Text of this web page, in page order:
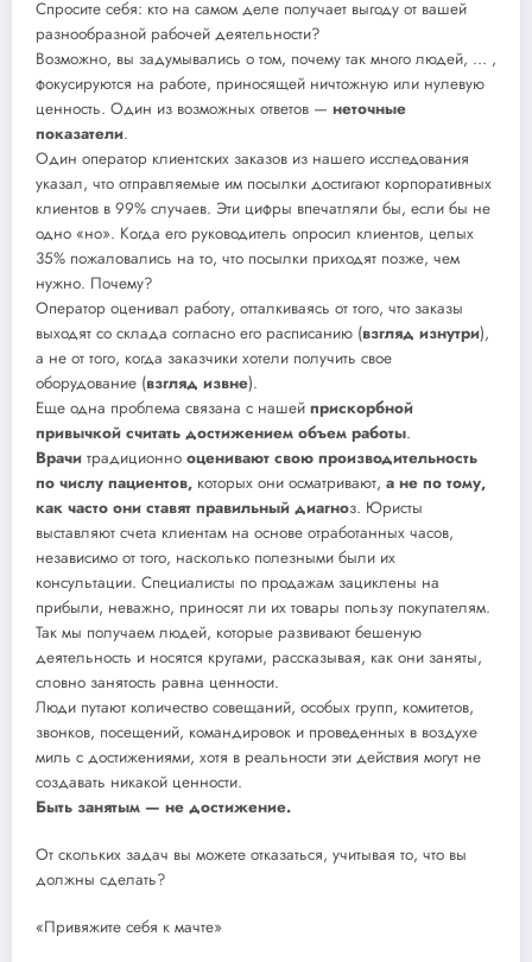
Спросите себя: кто на самом деле получает выгоду от вашей
разнообразной рабочей деятельности?
Возможно, вы задумывались о том, почему так много людей, … ,
фокусируются на работе, приносящей ничтожную или нулевую
ценность. Один из возможных ответов — неточные
показатели.
Один оператор клиентских заказов из нашего исследования
указал, что отправляемые им посылки достигают корпоративных
клиентов в 99% случаев. Эти цифры впечатляли бы, если бы не
одно «но». Когда его руководитель опросил клиентов, целых
35% пожаловались на то, что посылки приходят позже, чем
нужно. Почему?
Оператор оценивал работу, отталкиваясь от того, что заказы
выходят со склада согласно его расписанию (взгляд изнутри),
а не от того, когда заказчики хотели получить свое
оборудование (взгляд извне).
Еще одна проблема связана с нашей прискорбной
привычкой считать достижением объем работы.
Врачи традиционно оценивают свою производительность
по числу пациентов, которых они осматривают, а не по тому,
как часто они ставят правильный диагноз. Юристы
выставляют счета клиентам на основе отработанных часов,
независимо от того, насколько полезными были их
консультации. Специалисты по продажам зациклены на
прибыли, неважно, приносят ли их товары пользу покупателям.
Так мы получаем людей, которые развивают бешеную
деятельность и носятся кругами, рассказывая, как они заняты,
словно занятость равна ценности.
Люди путают количество совещаний, особых групп, комитетов,
звонков, посещений, командировок и проведенных в воздухе
миль с достижениями, хотя в реальности эти действия могут не
создавать никакой ценности.
Быть занятым — не достижение.
От скольких задач вы можете отказаться, учитывая то, что вы
должны сделать?
«Привяжите себя к мачте»